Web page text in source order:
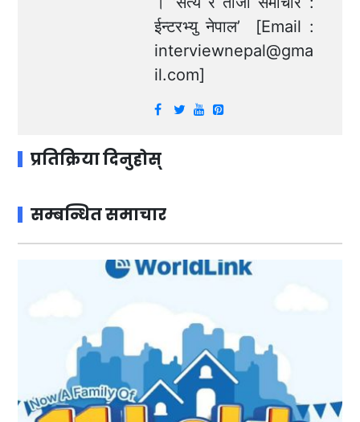
ईन्टरभ्यु नेपाल’ [Email :
interviewnepal@gma
il.com]
प्रतिक्रिया दिनुहोस्
सम्बन्धित समाचार